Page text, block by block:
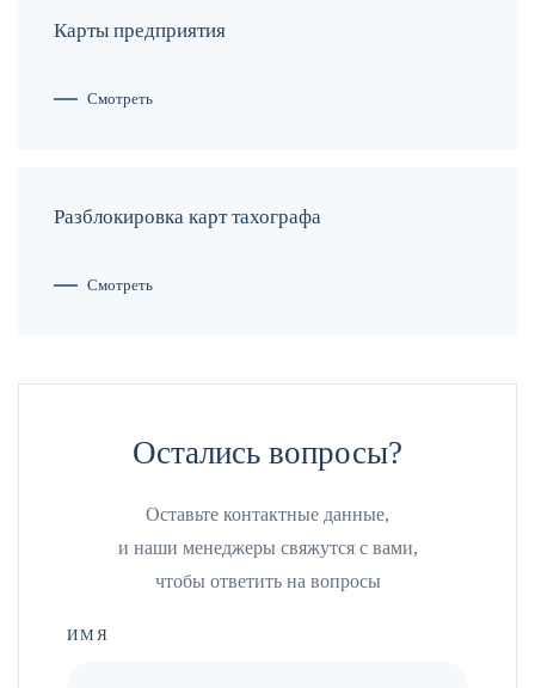
Карты предприятия
Смотреть
Разблокировка карт тахографа
Смотреть
Остались вопросы?
Оставьте контактные данные,
и наши менеджеры свяжутся с вами,
чтобы ответить на вопросы
ИМЯ